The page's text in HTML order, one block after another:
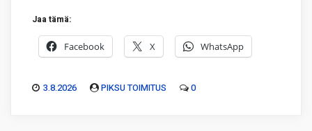
Jaa tämä:
Facebook X WhatsApp
3.8.2026 PIKSU TOIMITUS 0